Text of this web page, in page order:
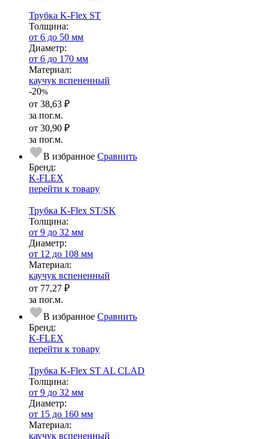
Трубка K-Flex ST
Тол­щи­на:
от 6 до 50 мм
Диаметр:
от 6 до 170 мм
Ма­­те­­ри­­ал:
каучук вспененный
-20%
от 38,63 ₽
за пог.м.
от 30,90 ₽
за пог.м.
В избранное Сравнить
Бренд:
K-FLEX
перейти к товару
Трубка K-Flex ST/SK
Тол­щи­на:
от 9 до 32 мм
Диаметр:
от 12 до 108 мм
Ма­­те­­ри­­ал:
каучук вспененный
от 77,27 ₽
за пог.м.
В избранное Сравнить
Бренд:
K-FLEX
перейти к товару
Трубка K-Flex ST AL CLAD
Тол­щи­на:
от 9 до 32 мм
Диаметр:
от 15 до 160 мм
Ма­­те­­ри­­ал:
каучук вспененный